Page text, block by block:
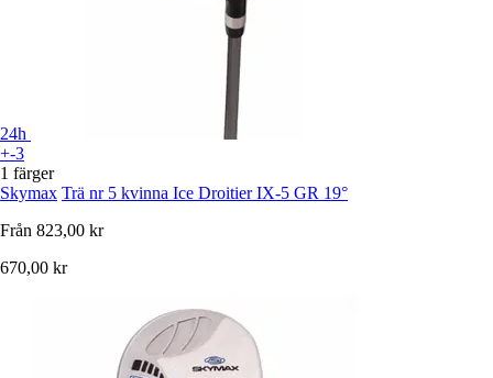
24h
+-3
1 färger
Skymax Trä nr 5 kvinna Ice Droitier IX-5 GR 19°
Från 823,00 kr
670,00 kr